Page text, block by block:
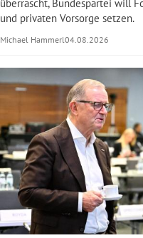
überrascht, Bundespartei will
und privaten Vorsorge setzen.
Michael Hammerl04.08.2026